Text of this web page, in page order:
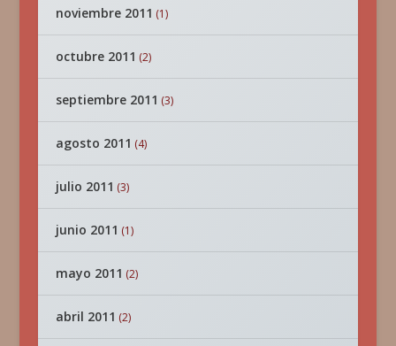
noviembre 2011 (1)
octubre 2011 (2)
septiembre 2011 (3)
agosto 2011 (4)
julio 2011 (3)
junio 2011 (1)
mayo 2011 (2)
abril 2011 (2)